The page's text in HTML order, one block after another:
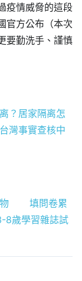
疫情威脅的這段
官方公布（本次
要勤洗手、謹慎
？居家隔离怎
台灣事實查核中
填問卷累
8歲學習雜誌試